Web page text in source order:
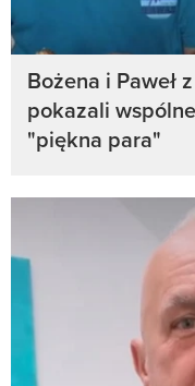
Bożena i Paweł
pokazali
"piękna para"